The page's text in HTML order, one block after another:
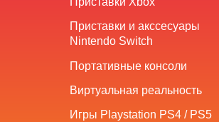
Приставки и акссесуары
Nintendo Switch
Игры Playstation PS4 / PS5
Портативные консоли
Виртуальная реальность